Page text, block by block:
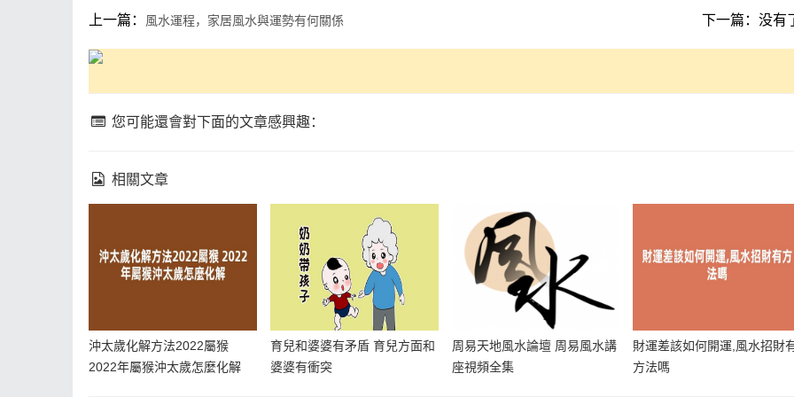
上一篇： 風水運程，家居風水與運勢有何關係 下一篇：没有
您可能還會對下面的文章感興趣：
相關文章
沖太歲化解方法2022屬猴
2022年屬猴沖太歲怎麼化解
育兒和婆婆有矛盾 育兒方面和
婆婆有衝突
周易天地風水論壇 周易風水講
座視頻全集
財運差該如何開運,風水招財
方法嗎